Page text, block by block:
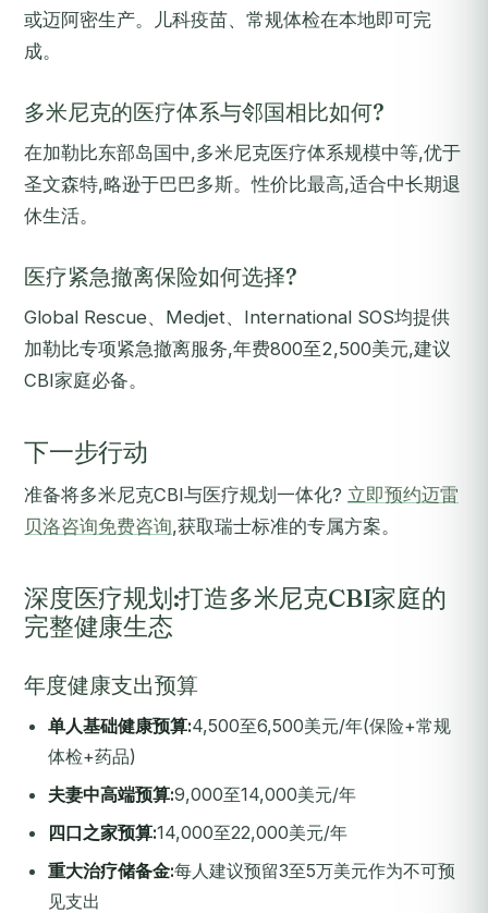
或迈阿密生产。儿科疫苗、常规体检在本地即可完
成。
多米尼克的医疗体系与邻国相比如何?
在加勒比东部岛国中,多米尼克医疗体系规模中等,优于
圣文森特,略逊于巴巴多斯。性价比最高,适合中长期退
休生活。
医疗紧急撤离保险如何选择?
Global Rescue、Medjet、International SOS均提供
加勒比专项紧急撤离服务,年费800至2,500美元,建议
CBI家庭必备。
下一步行动
准备将多米尼克CBI与医疗规划一体化? 立即预约迈雷
贝洛咨询免费咨询,获取瑞士标准的专属方案。
深度医疗规划:打造多米尼克CBI家庭的
完整健康生态
年度健康支出预算
单人基础健康预算:4,500至6,500美元/年(保险+常规
体检+药品)
夫妻中高端预算:9,000至14,000美元/年
四口之家预算:14,000至22,000美元/年
重大治疗储备金:每人建议预留3至5万美元作为不可预
见支出